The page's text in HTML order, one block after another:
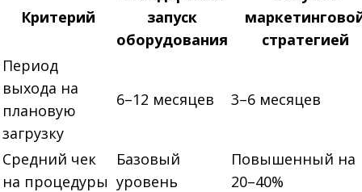
Критерий
запуск
оборудования
стратегией
Период
выхода на
плановую
загрузку
6–12 месяцев 3–6 месяцев
Средний чек
на процедуры
Базовый
уровень
Повышенный на
20–40%